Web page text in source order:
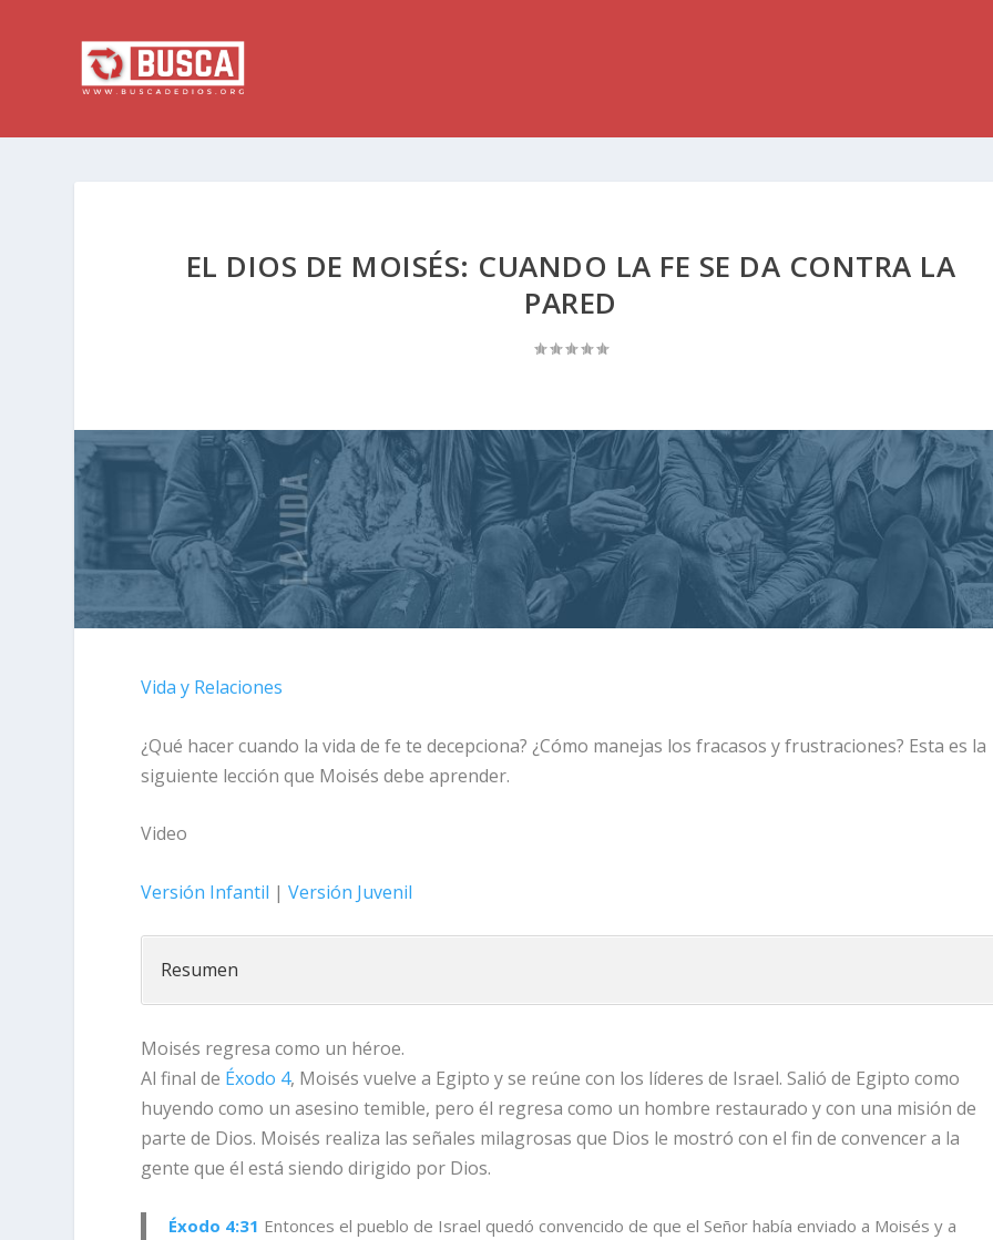
EL DIOS DE MOISÉS: CUANDO LA FE SE DA CONTRA LA
PARED
Vida y Relaciones
¿Qué hacer cuando la vida de fe te decepciona? ¿Cómo manejas los fracasos y frustraciones? Esta es la
siguiente lección que Moisés debe aprender.
Video
Versión Infantil |Versión Juvenil
Resumen
Moisés regresa como un héroe.
Al final de Éxodo 4, Moisés vuelve a Egipto y se reúne con los líderes de Israel. Salió de Egipto como
huyendo como un asesino temible, pero él regresa como un hombre restaurado y con una misión de
parte de Dios. Moisés realiza las señales milagrosas que Dios le mostró con el fin de convencer a la
gente que él está siendo dirigido por Dios.
Éxodo 4:31 Entonces el pueblo de Israel quedó convencido de que el Señor había enviado a Moisés y a